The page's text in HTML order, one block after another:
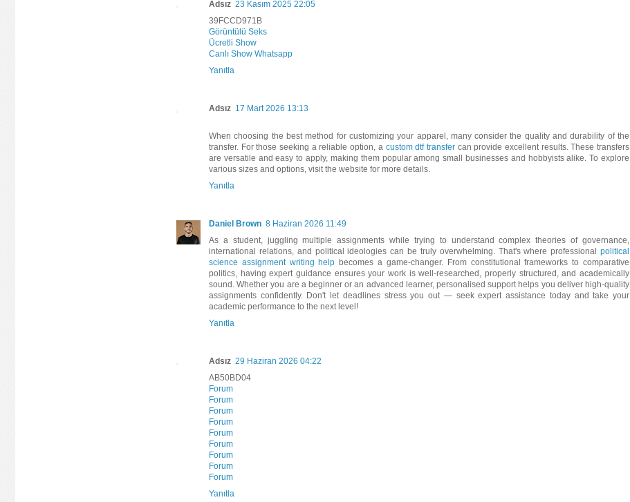
Adsız 23 Kasım 2025 22:05
39FCCD971B
Görüntülü Seks
Ücretli Show
Canlı Show Whatsapp
Yanıtla
Adsız 17 Mart 2026 13:13
When choosing the best method for customizing your apparel, many consider the quality and durability of the
transfer. For those seeking a reliable option, a custom dtf transfercan provide excellent results. These transfers
are versatile and easy to apply, making them popular among small businesses and hobbyists alike. To explore
various sizes and options, visit the website for more details.
Yanıtla
Daniel Brown 8 Haziran 2026 11:49
As a student, juggling multiple assignments while trying to understand complex theories of governance,
international relations, and political ideologies can be truly overwhelming. That's where professional political
science assignment writing help becomes a game-changer. From constitutional frameworks to comparative
politics, having expert guidance ensures your work is well-researched, properly structured, and academically
sound. Whether you are a beginner or an advanced learner, personalised support helps you deliver high-quality
assignments confidently. Don't let deadlines stress you out — seek expert assistance today and take your
academic performance to the next level!
Yanıtla
Adsız 29 Haziran 2026 04:22
AB50BD04
Forum
Forum
Forum
Forum
Forum
Forum
Forum
Forum
Forum
Yanıtla